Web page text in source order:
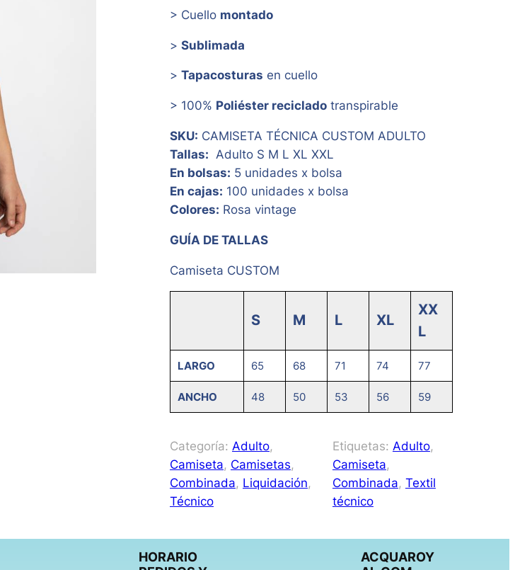
> Cuello montado
> Sublimada
> Tapacosturas en cuello
> 100% Poliéster reciclado transpirable
SKU: CAMISETA TÉCNICA CUSTOM ADULTO
Tallas: Adulto S M L XL XXL
En bolsas: 5 unidades x bolsa
En cajas: 100 unidades x bolsa
Colores: Rosa vintage
GUÍA DE TALLAS
Camiseta CUSTOM
S M L XL
XX
L
LARGO 65 68 71 74 77
ANCHO 48 50 53 56 59
Categoría: Adulto
Camiseta, Camisetas
Combinada, Liquidación
Técnico
Etiquetas: Adulto
Camiseta
Combinada, Textil
técnico
HORARIO
ACQUAROY